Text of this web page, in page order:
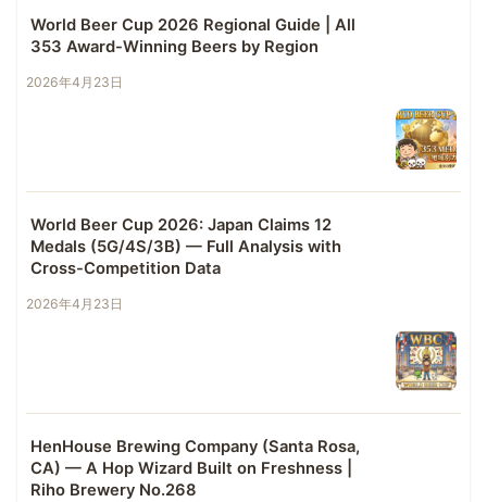
World Beer Cup 2026 Regional Guide | All
353 Award-Winning Beers by Region
2026年4月23日
World Beer Cup 2026: Japan Claims 12
Medals (5G/4S/3B) — Full Analysis with
Cross-Competition Data
2026年4月23日
HenHouse Brewing Company (Santa Rosa,
CA) — A Hop Wizard Built on Freshness |
Riho Brewery No.268